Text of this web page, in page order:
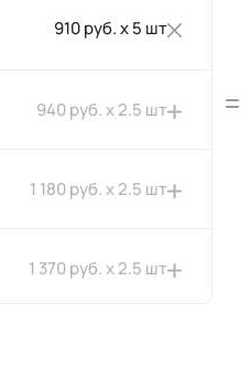
910 руб. x 5 шт
940 руб. x 2.5 шт
1 180 руб. x 2.5 шт
1 370 руб. x 2.5 шт